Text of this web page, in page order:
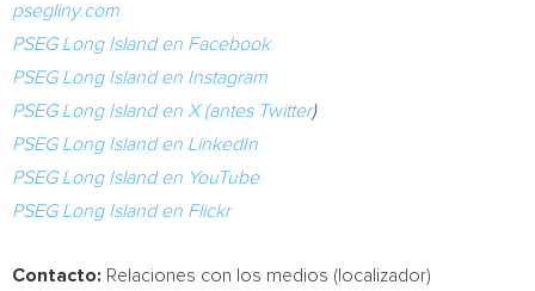
psegliny.com
PSEG Long Island en Facebook
PSEG Long Island en Instagram
PSEG Long Island en X (antes Twitter)
PSEG Long Island en LinkedIn
PSEG Long Island en YouTube
PSEG Long Island en Flickr
Contacto: Relaciones con los medios (localizador)